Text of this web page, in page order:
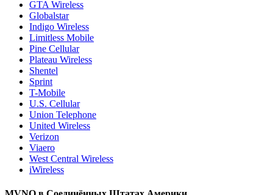
GTA Wireless
Globalstar
Indigo Wireless
Limitless Mobile
Pine Cellular
Plateau Wireless
Shentel
Sprint
T-Mobile
U.S. Cellular
Union Telephone
United Wireless
Verizon
Viaero
West Central Wireless
iWireless